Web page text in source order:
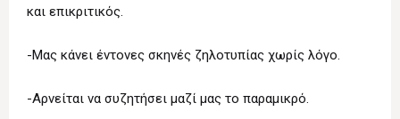
και επικριτικός.
-Μας κάνει έντονες σκηνές ζηλοτυπίας χωρίς λόγο.
-Αρνείται να συζητήσει μαζί μας το παραμικρό.